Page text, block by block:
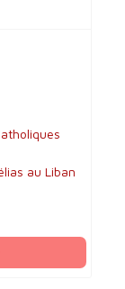
au Liban